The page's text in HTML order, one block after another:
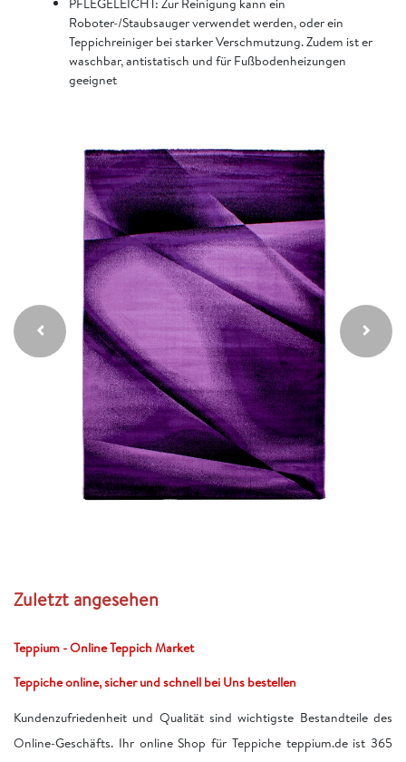
Roboter-/Staubsauger verwendet werden, oder ein
Teppichreiniger bei starker Verschmutzung. Zudem ist er
waschbar, antistatisch und für Fußbodenheizungen
geeignet
Zuletzt angesehen
Teppium - Online Teppich Market
Teppiche online, sicher und schnell bei Uns bestellen
Kundenzufriedenheit und Qualität sind wichtigste Bestandteile des
Online-Geschäfts. Ihr online Shop für Teppiche teppium.de ist 365